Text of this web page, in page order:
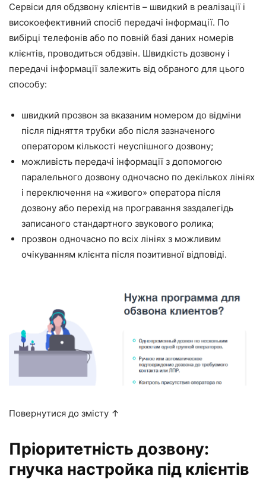
Сервіси для обдзвону клієнтів – швидкий в реалізації і
високоефективний спосіб передачі інформації. По
вибірці телефонів або по повній базі даних номерів
клієнтів, проводиться обдзвін. Швидкість дозвону і
передачі інформації залежить від обраного для цього
способу:
швидкий прозвон за вказаним номером до відміни
після підняття трубки або після зазначеного
оператором кількості неуспішного дозвону;
можливість передачі інформації з допомогою
паралельного дозвону одночасно по декількох лініях
і переключення на «живого» оператора після
дозвону або перехід на програвання заздалегідь
записаного стандартного звукового ролика;
прозвон одночасно по всіх лініях з можливим
очікуванням клієнта після позитивної відповіді.
Повернутися до змісту ↑
Пріоритетність дозвону:
гнучка настройка під клієнтів